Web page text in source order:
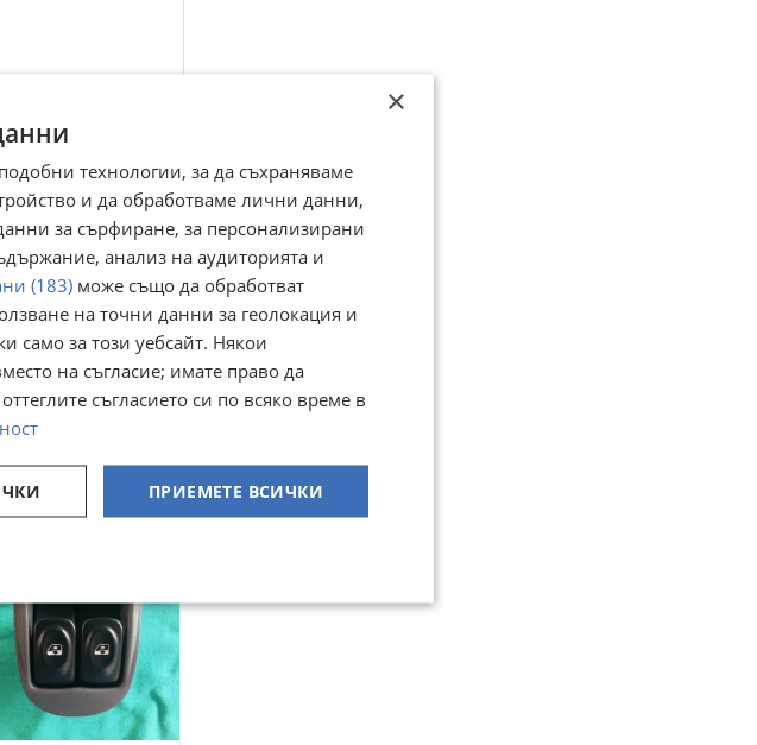
чистачки за
меган 1.5дци
юли
€
лв
×
технологии, за да съхраняваме
и да обработваме лични данни,
за сърфиране, за персонализирани
анализ на аудиторията и
(183) може също да обработват
на точни данни за геолокация и
само за този уебсайт. Някои
на съгласие; имате право да
съгласието си по всяко време в
ПРИЕМЕТЕ ВСИЧКИ